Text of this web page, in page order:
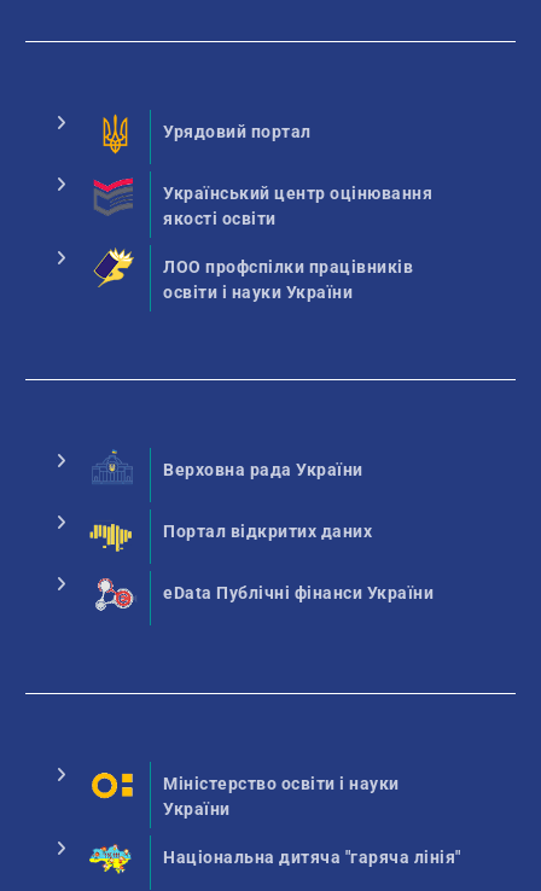
Урядовий портал
Український центр оцінювання
якості освіти
ЛОО профспілки працівників
освіти і науки України
Верховна рада України
Портал відкритих даних
eData Публічні фінанси України
Міністерство освіти і науки
України
Національна дитяча "гаряча лінія"